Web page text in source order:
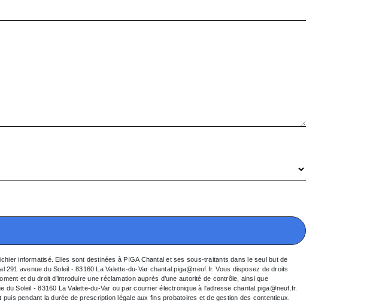
informatisé. Elles sont destinées à PIGA Chantal et ses sous-traitants dans le seul but de
avenue du Soleil - 83160 La Valette-du-Var chantal.piga@neuf.fr. Vous disposez de droits
et du droit d’introduire une réclamation auprès d’une autorité de contrôle, ainsi que
Soleil - 83160 La Valette-du-Var ou par courrier électronique à l'adresse chantal.piga@neuf.fr.
pendant la durée de prescription légale aux fins probatoires et de gestion des contentieux.